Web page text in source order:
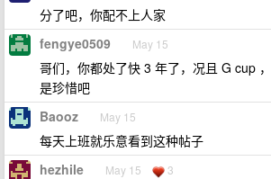
分了吧，你配不上人家
fengye0509 May 15
哥们，你都处了快 3 年了，况且 G cup
是珍惜吧
Baooz May 15
每天上班就乐意看到这种帖子
hezhile May 15 3